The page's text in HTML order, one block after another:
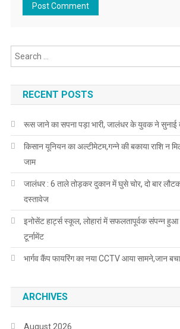
RECENT POSTS
रूस जाने का सपना पड़ा भारी, जालंधर के युवक ने सुनाई
किसान यूनियन का अल्टीमेटम,गन्ने की बकाया राशि न
जाम
जालंधर : 6 ताले तोड़कर दुकान में घुसे चोर, दो बार
दस्तावेज
इनोसेंट हार्ट्स स्कूल, लोहारां में सफलतापूर्वक संपन्न हुआ
टूर्नामेंट
भार्गव कैंप फायरिंग का नया CCTV आया सामने,जान
ARCHIVES
August 2026